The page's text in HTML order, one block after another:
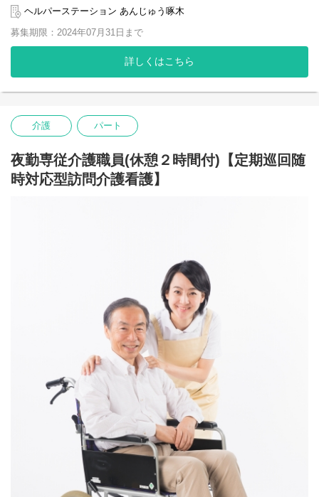
【身体介護】食事、入浴、排泄介助
ヘルパーステーション あんじゅう啄木
募集期限：2024年07月31日まで
詳しくはこちら
介護 パート
夜勤専従介護職員(休憩２時間付)【定期巡回随
時対応型訪問介護看護】